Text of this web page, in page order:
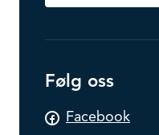
Følg oss
Facebook